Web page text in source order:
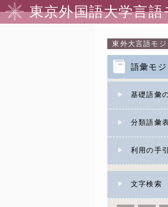
東京外国語大学言
東外大言語モジ
語彙モ
基礎語彙
分類語彙
利用の手
文字検索